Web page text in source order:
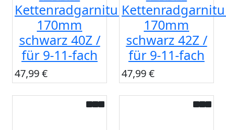
Kettenradgarnitur
170mm
schwarz 40Z /
für 9-11-fach
47,99 €
170mm
schwarz 42Z /
für 9-11-fach
47,99 €